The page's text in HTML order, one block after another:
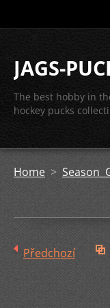
JAGS-
The best hobby in
hockey pucks
Home > Season
Předchozí